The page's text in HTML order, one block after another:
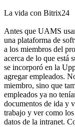
La vida con Bitrix24
Antes que UAMS
una plataforma de
a los miembros del
acerca de lo que está
se incorporó en la
agregar empleados.
miembro, sino que
empleados ya no
documentos de ida y
trabajo y ver como
datos de la intranet.